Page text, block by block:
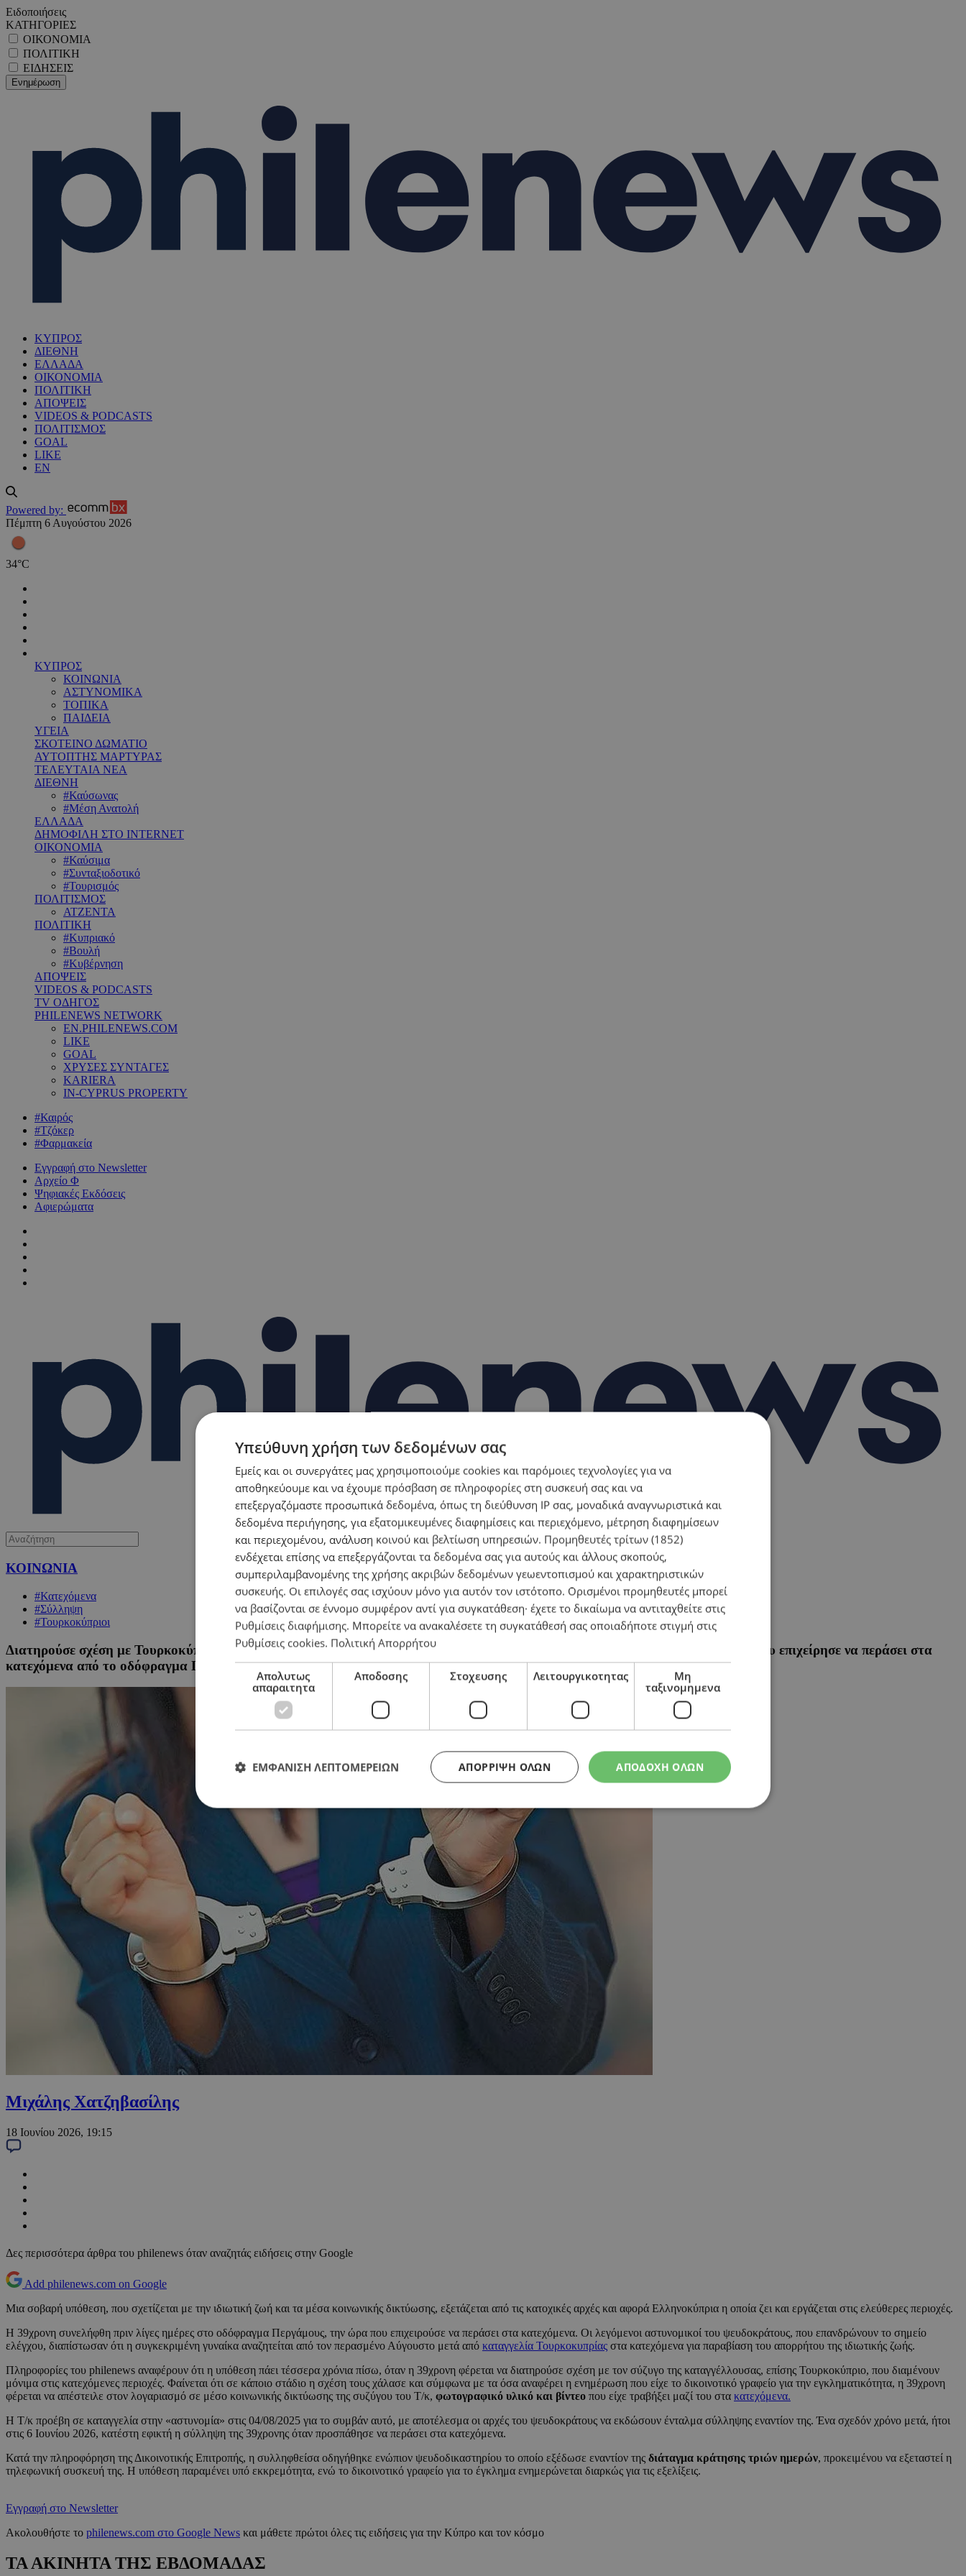
Ειδοποιήσεις
ΚΑΤΗΓΟΡΙΕΣ
ΟΙΚΟΝΟΜΙΑ
ΠΟΛΙΤΙΚΗ
ΕΙΔΗΣΕΙΣ
ΚΥΠΡΟΣ
ΔΙΕΘΝΗ
ΕΛΛΑΔΑ
ΟΙΚΟΝΟΜΙΑ
ΠΟΛΙΤΙΚΗ
ΑΠΟΨΕΙΣ
VIDEOS & PODCASTS
ΠΟΛΙΤΙΣΜΟΣ
GOAL
LIKE
EN
Powered by:
Πέμπτη 6 Αυγούστου 2026
34°C
ΚΥΠΡΟΣ
ΚΟΙΝΩΝΙΑ
ΑΣΤΥΝΟΜΙΚΑ
ΤΟΠΙΚΑ
ΠΑΙΔΕΙΑ
ΥΓΕΙΑ
ΣΚΟΤΕΙΝΟ ΔΩΜΑΤΙΟ
ΑΥΤΟΠΤΗΣ ΜΑΡΤΥΡΑΣ
ΤΕΛΕΥΤΑΙΑ ΝΕΑ
ΔΙΕΘΝΗ
#Καύσωνας
#Μέση Ανατολή
ΕΛΛΑΔΑ
ΔΗΜΟΦΙΛΗ ΣΤΟ INTERNET
ΟΙΚΟΝΟΜΙΑ
#Καύσιμα
#Συνταξιοδοτικό
#Τουρισμός
ΠΟΛΙΤΙΣΜΟΣ
ΑΤΖΕΝΤΑ
ΠΟΛΙΤΙΚΗ
#Κυπριακό
#Βουλή
#Κυβέρνηση
ΑΠΟΨΕΙΣ
VIDEOS & PODCASTS
TV ΟΔΗΓΟΣ
PHILENEWS NETWORK
EN.PHILENEWS.COM
LIKE
GOAL
ΧΡΥΣΕΣ ΣΥΝΤΑΓΕΣ
KARIERA
IN-CYPRUS PROPERTY
#Καιρός
#Τζόκερ
#Φαρμακεία
Εγγραφή στο Newsletter
Αρχείο Φ
Ψηφιακές Εκδόσεις
Αφιερώματα
ΚΟΙΝΩΝΙΑ
#Κατεχόμενα
#Σύλληψη
#Τουρκοκύπριοι
Διατηρούσε σχέση με Τουρκοκύπριο και έστειλε βίντεο και άλλο υλικό στη σύζυγό του – Χειροπέδες σε 39χρονη Ελληνοκύπρια που επιχείρησε να περάσει στα
κατεχόμενα από το οδόφραγμα Περγάμους
Μιχάλης Χατζηβασίλης
18 Ιουνίου 2026, 19:15
Δες περισσότερα άρθρα του philenews όταν αναζητάς ειδήσεις στην Google
Add philenews.com on Google
Μια σοβαρή υπόθεση, που σχετίζεται με την ιδιωτική ζωή και τα μέσα κοινωνικής δικτύωσης, εξετάζεται από τις κατοχικές αρχές και αφορά Ελληνοκύπρια η οποία ζει και εργάζεται στις ελεύθερες περιοχές.
Η 39χρονη συνελήφθη πριν λίγες ημέρες στο οδόφραγμα Περγάμους, την ώρα που επιχειρούσε να περάσει στα κατεχόμενα. Οι λεγόμενοι αστυνομικοί του ψευδοκράτους, που επανδρώνουν το σημείο
ελέγχου, διαπίστωσαν ότι η συγκεκριμένη γυναίκα αναζητείται από τον περασμένο Αύγουστο μετά από καταγγελία Τουρκοκυπρίας στα κατεχόμενα για παραβίαση του απορρήτου της ιδιωτικής ζωής.
Πληροφορίες του philenews αναφέρουν ότι η υπόθεση πάει τέσσερα χρόνια πίσω, όταν η 39χρονη φέρεται να διατηρούσε σχέση με τον σύζυγο της καταγγέλλουσας, επίσης Τουρκοκύπριο, που διαμένουν
μόνιμα στις κατεχόμενες περιοχές. Φαίνεται ότι σε κάποιο στάδιο η σχέση τους χάλασε και σύμφωνα με τα όσα αναφέρει η ενημέρωση που είχε το δικοινοτικό γραφείο για την εγκληματικότητα, η 39χρονη
φέρεται να απέστειλε στον λογαριασμό σε μέσο κοινωνικής δικτύωσης της συζύγου του Τ/κ, φωτογραφικό υλικό και βίντεο που είχε τραβήξει μαζί του στα κατεχόμενα.
Η Τ/κ προέβη σε καταγγελία στην «αστυνομία» στις 04/08/2025 για το συμβάν αυτό, με αποτέλεσμα οι αρχές του ψευδοκράτους να εκδώσουν ένταλμα σύλληψης εναντίον της. Ένα σχεδόν χρόνο μετά, ήτοι
στις 6 Ιουνίου 2026, κατέστη εφικτή η σύλληψη της 39χρονης όταν προσπάθησε να περάσει στα κατεχόμενα.
Κατά την πληροφόρηση της Δικοινοτικής Επιτροπής, η συλληφθείσα οδηγήθηκε ενώπιον ψευδοδικαστηρίου το οποίο εξέδωσε εναντίον της διάταγμα κράτησης τριών ημερών, προκειμένου να εξεταστεί η
τηλεφωνική συσκευή της. Η υπόθεση παραμένει υπό εκκρεμότητα, ενώ το δικοινοτικό γραφείο για το έγκλημα ενημερώνεται διαρκώς για τις εξελίξεις.
Εγγραφή στο Newsletter
Ακολουθήστε το philenews.com στο Google News και μάθετε πρώτοι όλες τις ειδήσεις για την Κύπρο και τον κόσμο
ΤΑ ΑΚΙΝΗΤΑ ΤΗΣ ΕΒΔΟΜΑΔΑΣ
Υπεύθυνη χρήση των δεδομένων σας
Εμείς και οι συνεργάτες μας χρησιμοποιούμε cookies και παρόμοιες τεχνολογίες για να
αποθηκεύουμε και να έχουμε πρόσβαση σε πληροφορίες στη συσκευή σας και να
επεξεργαζόμαστε προσωπικά δεδομένα, όπως τη διεύθυνση IP σας, μοναδικά αναγνωριστικά και
δεδομένα περιήγησης, για εξατομικευμένες διαφημίσεις και περιεχόμενο, μέτρηση διαφημίσεων
και περιεχομένου, ανάλυση κοινού και βελτίωση υπηρεσιών. Προμηθευτές τρίτων (1852)
ενδέχεται επίσης να επεξεργάζονται τα δεδομένα σας για αυτούς και άλλους σκοπούς,
συμπεριλαμβανομένης της χρήσης ακριβών δεδομένων γεωεντοπισμού και χαρακτηριστικών
συσκευής. Οι επιλογές σας ισχύουν μόνο για αυτόν τον ιστότοπο. Ορισμένοι προμηθευτές μπορεί
να βασίζονται σε έννομο συμφέρον αντί για συγκατάθεση· έχετε το δικαίωμα να αντιταχθείτε στις
Ρυθμίσεις διαφήμισης. Μπορείτε να ανακαλέσετε τη συγκατάθεσή σας οποιαδήποτε στιγμή στις
Ρυθμίσεις cookies. Πολιτική Απορρήτου
Απολυτως
απαραιτητα
Αποδοσης Στοχευσης Λειτουργικοτητας
Μη
ταξινομημενα
ΑΠΟΔΟΧΗ ΟΛΩΝ
ΑΠΌΡΡΙΨΗ ΌΛΩΝ
ΕΜΦΑΝΙΣΗ ΛΕΠΤΟΜΕΡΕΙΩΝ